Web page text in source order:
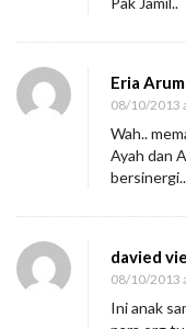
Eria Arum
08/10/2013
Wah..
Ayah dan
davied
08/10/2013
Ini anak